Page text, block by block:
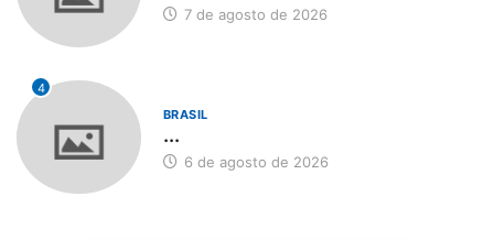
7 de agosto de 2026
4
BRASIL
...
6 de agosto de 2026